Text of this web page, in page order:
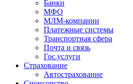
Банки
МФО
МЛМ-компании
Платежные системы
Транспортная сфера
Почта и связь
Гос.услуги
Страхование
Автострахование